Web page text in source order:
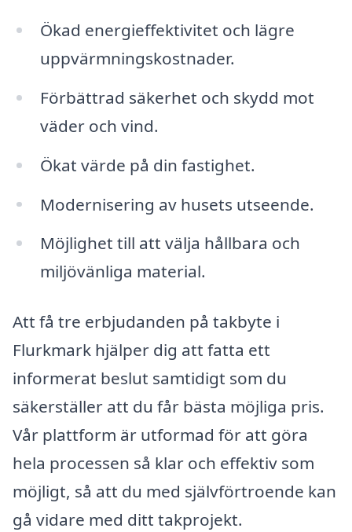
Ökad energieffektivitet och lägre
uppvärmningskostnader.
Förbättrad säkerhet och skydd mot
väder och vind.
Ökat värde på din fastighet.
Modernisering av husets utseende.
Möjlighet till att välja hållbara och
miljövänliga material.
Att få tre erbjudanden på takbyte i
Flurkmark hjälper dig att fatta ett
informerat beslut samtidigt som du
säkerställer att du får bästa möjliga pris.
Vår plattform är utformad för att göra
hela processen så klar och effektiv som
möjligt, så att du med självförtroende kan
gå vidare med ditt takprojekt.